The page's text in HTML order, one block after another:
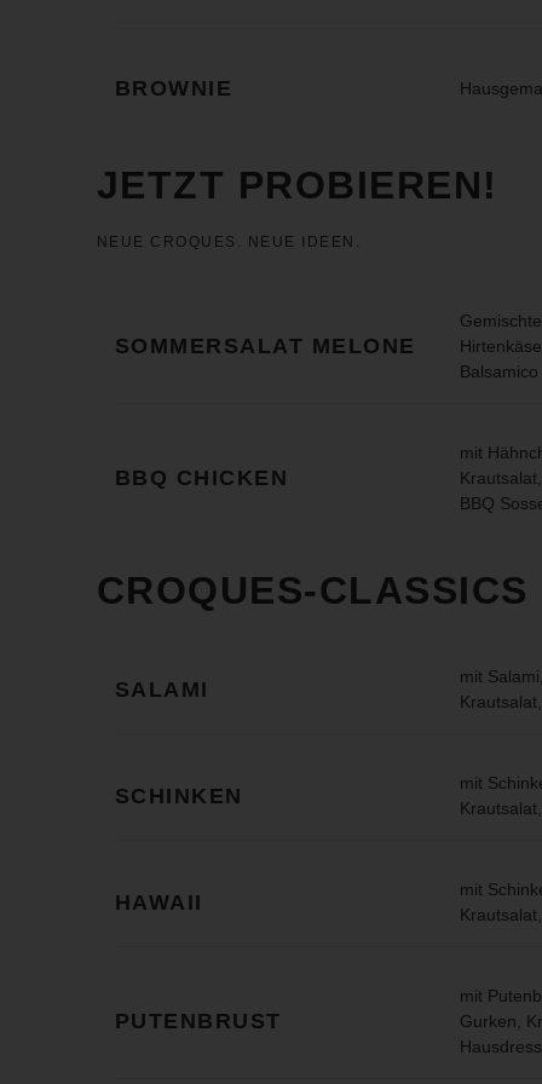
BROWNIE
JETZT PROBIEREN!
NEUE CROQUES. NEUE IDEEN.
SOMMERSALAT MELONE
BBQ CHICKEN
mit
BBQ
CROQUES-CLASSICS
SALAMI
mit
SCHINKEN
mit
HAWAII
mit
PUTENBRUST
mit
Gurken,